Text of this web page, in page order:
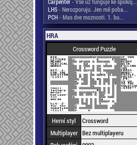
LHS- Nerozporuju. Jen mě poba...
PCH- Mas dve moznosti. 1. bu...
HRA
Crossword Puzzle
Herní styl
Crossword
Multiplayer Bez multiplayeru